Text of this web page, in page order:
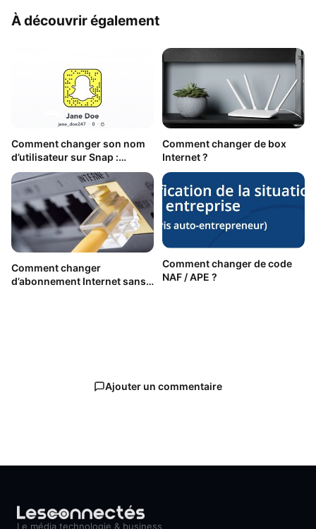
À découvrir également
Comment changer son nom
d’utilisateur sur Snap :
Possible ou pas ?
Comment changer de box
Internet ?
Comment changer
d’abonnement Internet sans
Comment changer de code
NAF / APE ?
Ajouter un commentaire
Le média technologie & business